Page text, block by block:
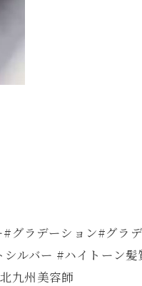
グラデーション#グラ
ルバー #ハイトーン
九州美容師